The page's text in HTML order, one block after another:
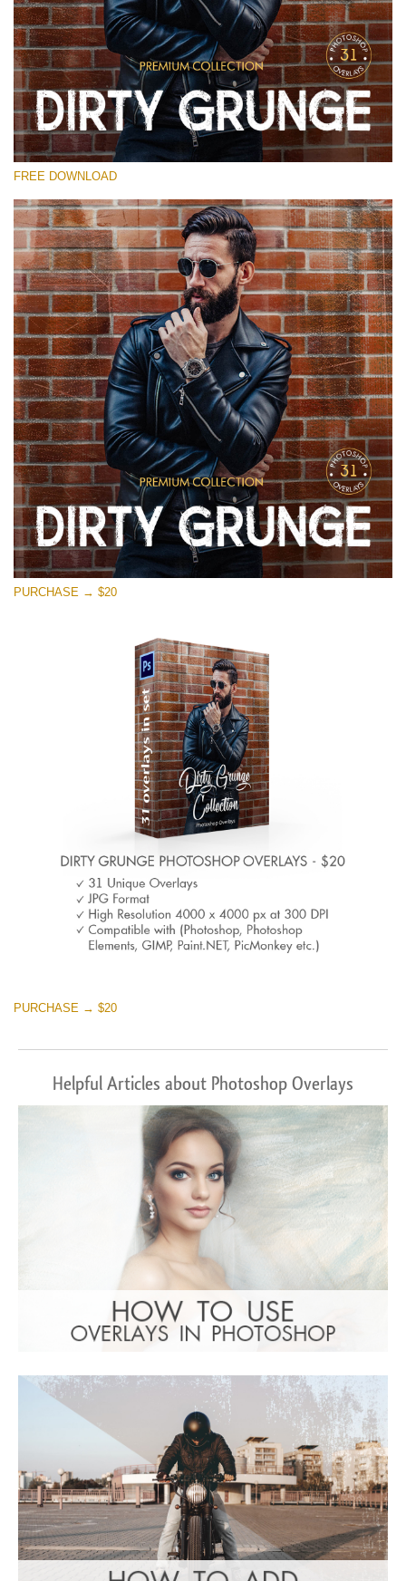
Lütfen seçin
Free Photoshop Overlay
Small 800*533px
Dirty Grunge
(31 Overlays)
Entire Collection
(1783 Overlays)
Large 6000*4000px
Ücretsiz indirin
FREE DOWNLOAD
PURCHASE → $20
PURCHASE → $20
Helpful Articles about Photoshop Overlays